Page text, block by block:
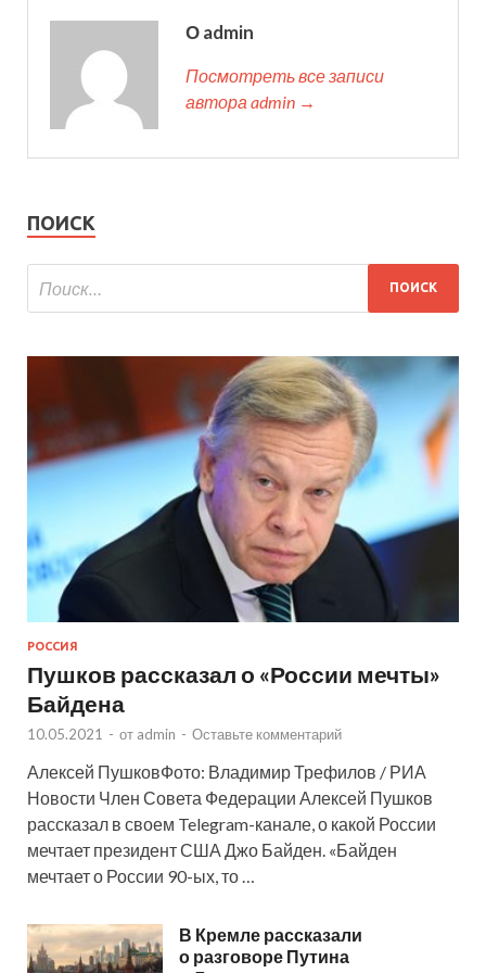
О admin
Посмотреть все записи
автора admin →
ПОИСК
РОССИЯ
Пушков рассказал о «России мечты»
Байдена
10.05.2021 - от admin - Оставьте комментарий
Алексей ПушковФото: Владимир Трефилов / РИА
Новости Член Совета Федерации Алексей Пушков
рассказал в своем Telegram-канале, о какой России
мечтает президент США Джо Байден. «Байден
мечтает о России 90-ых, то …
В Кремле рассказали
о разговоре Путина